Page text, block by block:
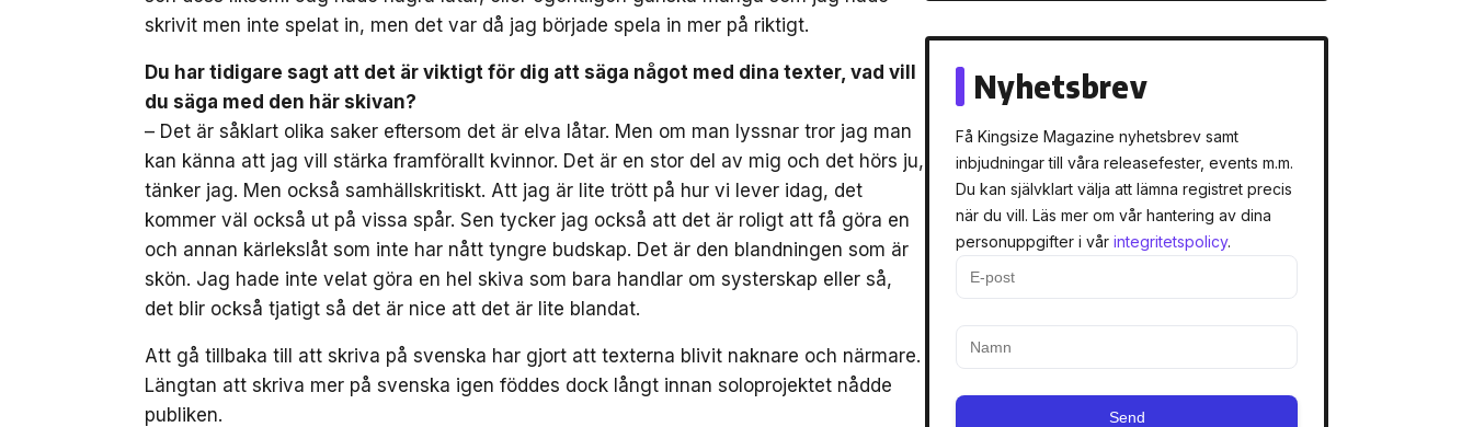
skrivit men inte spelat in, men det var då jag började spela in mer på riktigt.
Du har tidigare sagt att det är viktigt för dig att säga något med dina texter, vad vill
du säga med den här skivan?
– Det är såklart olika saker eftersom det är elva låtar. Men om man lyssnar tror jag man
kan känna att jag vill stärka framförallt kvinnor. Det är en stor del av mig och det hörs ju,
tänker jag. Men också samhällskritiskt. Att jag är lite trött på hur vi lever idag, det
kommer väl också ut på vissa spår. Sen tycker jag också att det är roligt att få göra en
och annan kärlekslåt som inte har nått tyngre budskap. Det är den blandningen som är
skön. Jag hade inte velat göra en hel skiva som bara handlar om systerskap eller så,
det blir också tjatigt så det är nice att det är lite blandat.
Att gå tillbaka till att skriva på svenska har gjort att texterna blivit naknare och närmare.
Längtan att skriva mer på svenska igen föddes dock långt innan soloprojektet nådde
publiken.
Nyhetsbrev
Få Kingsize Magazine nyhetsbrev samt
inbjudningar till våra releasefester, events m.m.
Du kan självklart välja att lämna registret precis
när du vill. Läs mer om vår hantering av dina
personuppgifter i vår integritetspolicy.
Send